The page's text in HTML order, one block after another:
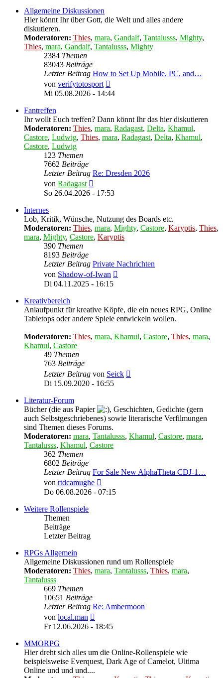
Allgemeine Diskussionen
Hier könnt Ihr über Gott, die Welt und alles andere
diskutieren.
Moderatoren: Thies, mara, Gandalf, Tantalusss, Mighty,
Thies, mara, Gandalf, Tantalusss, Mighty
2384 Themen
83043 Beiträge
Letzter Beitrag How to Set Up Mobile, PC, and…
von verifytotosport
Beitrag
Mi 05.08.2026 - 14:44
Fantreffen
Ihr wollt Euch treffen? Dann könnt Ihr das hier diskutieren
Moderatoren: Thies, mara, Radagast, Delta, Khamul,
Castore, Ludwig, Thies, mara, Radagast, Delta, Khamul,
Castore, Ludwig
123 Themen
7662 Beiträge
Letzter Beitrag Re: Dresden 2026
von Radagast
Beitrag
So 26.04.2026 - 17:53
Internes
Lob, Kritik, Wünsche, Nutzung des Boards etc.
Moderatoren: Thies, mara, Mighty, Castore, Karyptis, Thies,
mara, Mighty, Castore, Karyptis
390 Themen
8193 Beiträge
Letzter Beitrag Private Nachrichten
von Shadow-of-Iwan
Di 04.11.2025 - 16:15
Kreativbereich
Anlaufpunkt für kreative Köpfe, die ein neues RPG, Online
Tabletops oder andere Spiele entwickeln wollen.
Moderatoren: Thies, mara, Khamul, Castore, Thies, mara,
Khamul, Castore
49 Themen
763 Beiträge
Letzter Beitrag von Seick
Di 15.09.2020 - 16:55
Literatur-Forum
Bücher (die aus Papier
, Geschichten, Gedichte (gern
auch Selbstgeschriebenes) sowie literarische Verfilmungen
sind Themen dieses Forums.
Moderatoren: mara, Tantalusss, Khamul, Castore, mara,
Tantalusss, Khamul, Castore
362 Themen
6802 Beiträge
Letzter Beitrag For Sale New AlphaTheta CDJ-1…
von rtdcamughe
Beitrag
Do 06.08.2026 - 07:15
Weitere Rollenspiele
Themen
Beiträge
Letzter Beitrag
RPGs Allgemein
Allgemeine Diskussionen rund um Rollenspiele
Moderatoren: Thies, mara, Tantalusss, Thies, mara,
Tantalusss
669 Themen
10651 Beiträge
Letzter Beitrag Re: Ambermoon
von local.man
Beitrag
Fr 12.06.2026 - 18:45
MMORPG
Hier dreht sich alles um die Online-Rollenspiele wie
beispielsweise Everquest, Dark Age of Camelot, Ultima
Online und und und....